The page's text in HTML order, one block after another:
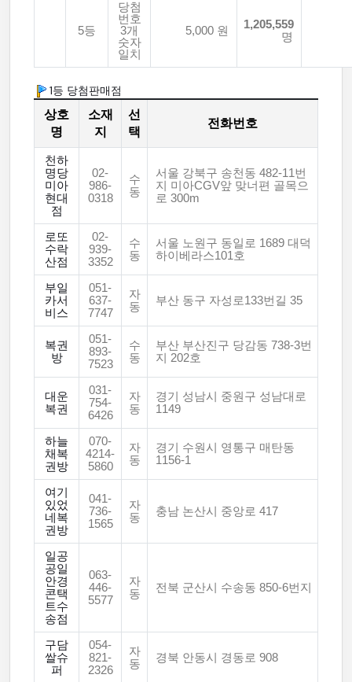
5등
당첨
번호
3개
숫자
일치
5,000 원
1,205,559
명
1등 당첨판매점
상호
명
소재
지
선
택
전화번호
천하
명당
미아
현대
점
02-
986-
0318
수
동
서울 강북구 송천동 482-11번
지 미아CGV앞 맞너편 골목으
로 300m
로또
수락
산점
02-
939-
3352
수
동
서울 노원구 동일로 1689 대덕
하이베라스101호
부일
카서
비스
051-
637-
7747
자
동
부산 동구 자성로133번길 35
복권
방
051-
893-
7523
수
동
부산 부산진구 당감동 738-3번
지 202호
대운
복권
031-
754-
6426
자
동
경기 성남시 중원구 성남대로
1149
하늘
채복
권방
070-
4214-
5860
자
동
경기 수원시 영통구 매탄동
1156-1
여기
있었
네복
권방
041-
736-
1565
자
동
충남 논산시 중앙로 417
일공
공일
안경
콘택
트수
송점
063-
446-
5577
자
동
전북 군산시 수송동 850-6번지
구담
쌀슈
퍼
054-
821-
2326
자
동
경북 안동시 경동로 908